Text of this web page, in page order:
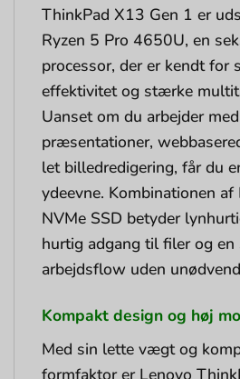
ThinkPad X13 Gen 1 er
Ryzen 5 Pro 4650U, en
processor, der er kendt for
effektivitet og stærke
Uanset om du arbejder
præsentationer,
let billedredigering, får du
ydeevne. Kombinationen
NVMe SSD betyder
hurtig adgang til filer og en
arbejdsflow uden
Kompakt design og høj
Med sin lette vægt og
formfaktor er Lenovo